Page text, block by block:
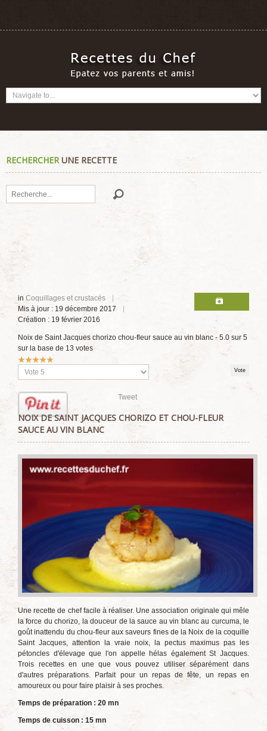
RECHERCHERUNE RECETTE
Rechercher
in Coquillages et crustacés
Mis à jour : 19 décembre 2017
Création : 19 février 2016
Noix de Saint Jacques chorizo chou-fleur sauce au vin blanc - 5.0 sur 5
sur la base de 13 votes
Vote
utilisateur:
Veuillez
voter
Tweet
NOIX DE SAINT JACQUES CHORIZO ET CHOU-FLEUR
SAUCE AU VIN BLANC
Une recette de chef facile à réaliser. Une association originale qui mêle
la force du chorizo, la douceur de la sauce au vin blanc au curcuma, le
goût inattendu du chou-fleur aux saveurs fines de la Noix de la coquille
Saint Jacques, attention la vraie noix, la pectus maximus pas les
pétoncles d'élevage que l'on appelle hélas également St Jacques.
Trois recettes en une que vous pouvez utiliser séparément dans
d'autres préparations. Parfait pour un repas de fête, un repas en
amoureux ou pour faire plaisir à ses proches.
Temps de préparation : 20 mn
Temps de cuisson : 15 mn